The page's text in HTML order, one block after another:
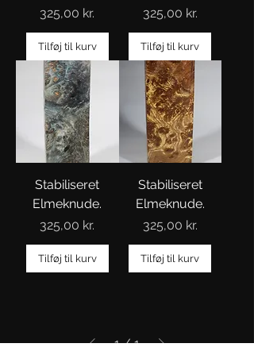
Pris
325,00 kr.
Tilføj til kurv
Pris
325,00 kr.
Tilføj til kurv
Stabiliseret
Elmeknude.
Pris
325,00 kr.
Tilføj til kurv
Stabiliseret
Elmeknude.
Pris
325,00 kr.
Tilføj til kurv
1 / 1